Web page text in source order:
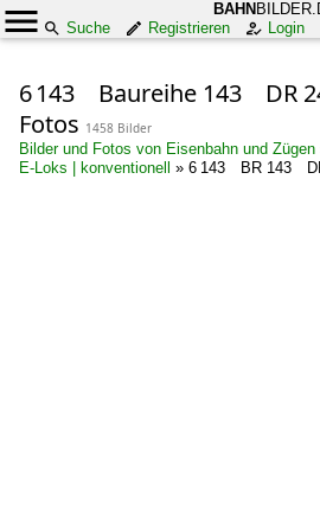
BAHN
Suche
Registrieren Login
6 143 Baureihe 143 DR
Fotos 1458 Bilder
Bilder und Fotos von Eisenbahn und Zügen
E-Loks | konventionell
» 6 143 BR 143